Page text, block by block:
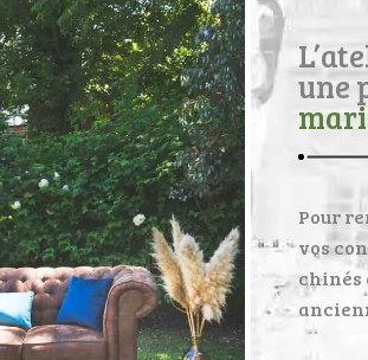
une
Pour
vos
chinés